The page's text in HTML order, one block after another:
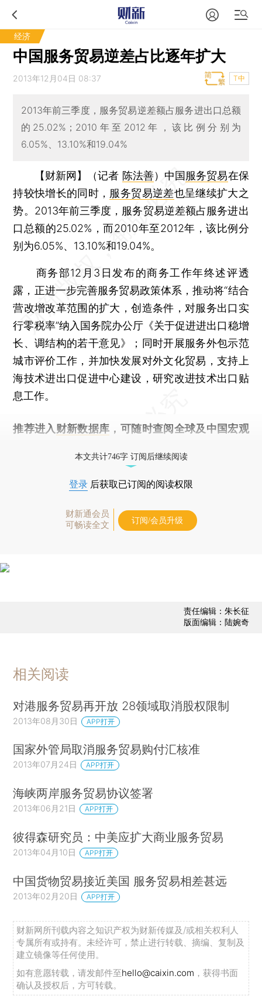
经济
中国服务贸易逆差占比逐年扩大
2013年12月04日 08:37 T中
2013年前三季度，服务贸易逆差额占服务进出口总额
的25.02%；2010年至2012年，该比例分别为
6.05%、13.10%和19.04%
【财新网】（记者 陈法善） 中国 服务贸易在保
持较快增长的同时， 服务贸易逆差也呈继续扩大之
势。2013年前三季度，服务贸易逆差额占服务进出
口总额的25.02%，而2010年至2012年，该比例分
别为6.05%、13.10%和19.04%。
商务部12月3日发布的商务工作年终述评透
露，正进一步完善服务贸易政策体系，推动将“结合
营改增改革范围的扩大，创造条件，对服务出口实
行零税率”纳入国务院办公厅《关于促进进出口稳增
长、调结构的若干意见》；同时开展服务外包示范
城市评价工作，并加快发展对外文化贸易，支持上
海技术进出口促进中心建设，研究改进技术出口贴
息工作。
推荐进入 财新数据库 ，可随时查阅全球及中国宏观
本文共计746字 订阅后继续阅读
登录 后获取已订阅的阅读权限
财新通会员
可畅读全文
订阅/会员升级
责任编辑：朱长征
版面编辑：陆婉奇
相关阅读
对港服务贸易再开放 28领域取消股权限制
2013年08月30日 APP打开
国家外管局取消服务贸易购付汇核准
2013年07月24日 APP打开
海峡两岸服务贸易协议签署
2013年06月21日 APP打开
彼得森研究员：中美应扩大商业服务贸易
2013年04月10日 APP打开
中国货物贸易接近美国 服务贸易相差甚远
2013年02月20日 APP打开
财新网所刊载内容之知识产权为财新传媒及/或相关权利人
专属所有或持有。未经许可，禁止进行转载、摘编、复制及
建立镜像等任何使用。
如有意愿转载，请发邮件至hello@caixin.com ，获得书面
确认及授权后，方可转载。